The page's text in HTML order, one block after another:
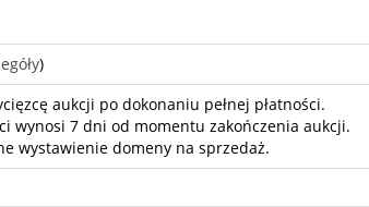
)
aukcji po dokonaniu pełnej płatności.
wynosi 7 dni od momentu zakończenia aukcji.
wystawienie domeny na sprzedaż.